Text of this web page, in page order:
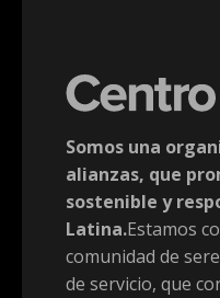
Somos una
alianzas, que
sostenible y
Latina.Estamos
comunidad de
de servicio, que